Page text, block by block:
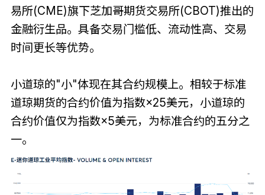
易所(CME)旗下芝加哥期货交易所(CBOT)推出的
金融衍生品。具备交易门槛低、流动性高、交易
时间更长等优势。
小道琼的"小"体现在其合约规模上。相较于标准
道琼期货的合约价值为指数×25美元，小道琼的
合约价值仅为指数×5美元，为标准合约的五分之
一。